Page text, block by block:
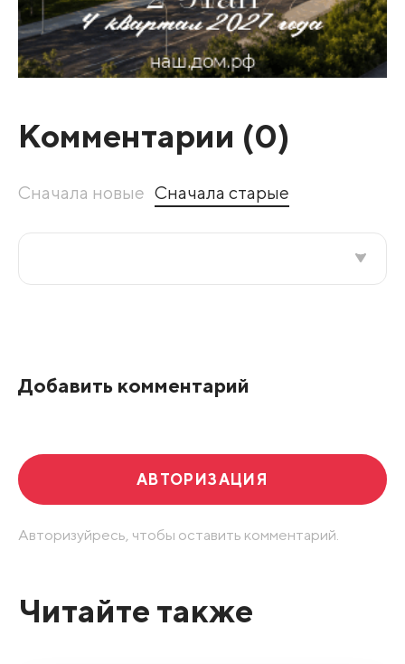
Комментарии (0)
Сначала новые Сначала старые
Добавить комментарий
АВТОРИЗАЦИЯ
Авторизуйресь, чтобы оставить комментарий.
Читайте также